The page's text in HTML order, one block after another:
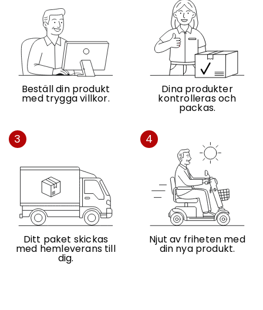
Beställ din produkt
med trygga villkor.
Dina produkter
kontrolleras och
packas.
3
Ditt paket skickas
med hemleverans till
dig.
4
Njut av friheten med
din nya produkt.